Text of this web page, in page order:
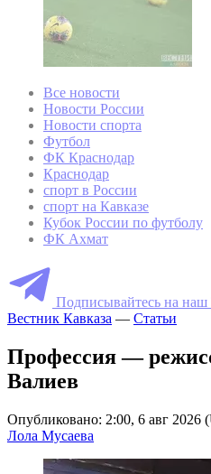
Все новости
Новости России
Новости спорта
Футбол
ФК Краснодар
Краснодар
спорт в России
спорт на Кавказе
Кубок России по футболу
ФК Ахмат
Подписывайтесь на наш
Вестник Кавказа — Статьи
Профессия —
Валиев
Опубликовано: 2:00, 6 авг 2026
Лола Мусаева